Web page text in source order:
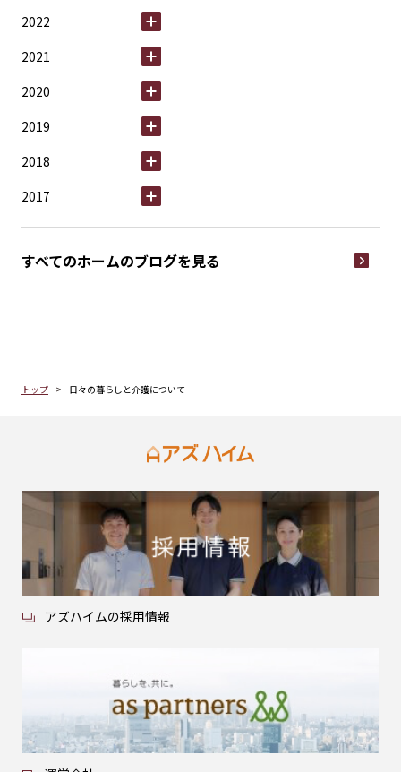
トップ 日々の暮らしと介護について
2022
2021
2020
2019
2018
2017
すべてのホームのブログを見る
アズハイムの採用情報